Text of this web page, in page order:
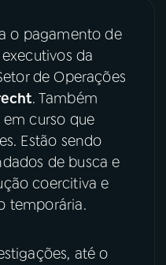
Facebook
X
o pagamento de
da
de Operações
. Também
curso que
Estão sendo
de busca e
coercitiva e
temporária.
até o